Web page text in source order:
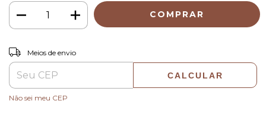
Entregas para o CEP:
Meios de envio
CALCULAR
Não sei meu CEP